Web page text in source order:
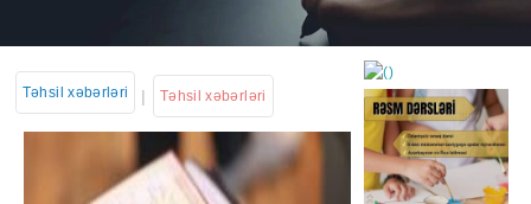
Təhsil xəbərləri | Təhsil xəbərləri
https://wa.me/